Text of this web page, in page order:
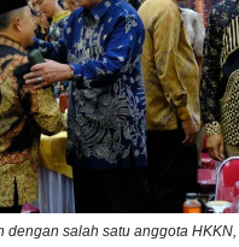
dengan salah satu anggota HKKN,